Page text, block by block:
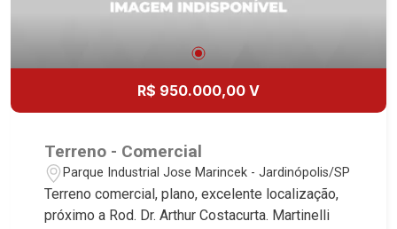
R$ 950.000,00 V
Terreno - Comercial
Parque Industrial Jose Marincek - Jardinópolis/SP
Terreno comercial, plano, excelente localização,
próximo a Rod. Dr. Arthur Costacurta. Martinelli